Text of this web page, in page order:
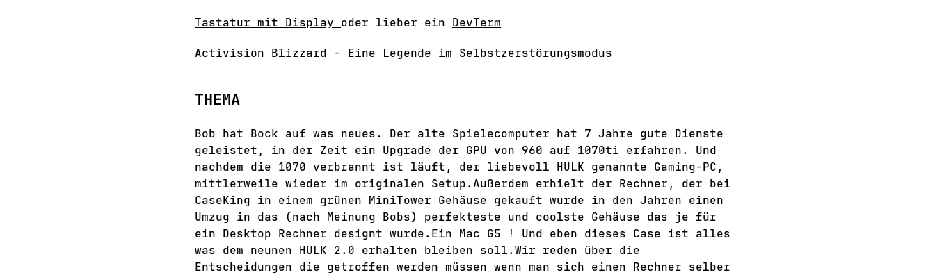
Tastatur mit Display oder lieber ein DevTerm
Activision Blizzard - Eine Legende im Selbstzerstörungsmodus
THEMA
Bob hat Bock auf was neues. Der alte Spielecomputer hat 7 Jahre gute Dienste
geleistet, in der Zeit ein Upgrade der GPU von 960 auf 1070ti erfahren. Und
nachdem die 1070 verbrannt ist läuft, der liebevoll HULK genannte Gaming-PC,
mittlerweile wieder im originalen Setup.Außerdem erhielt der Rechner, der bei
CaseKing in einem grünen MiniTower Gehäuse gekauft wurde in den Jahren einen
Umzug in das (nach Meinung Bobs) perfekteste und coolste Gehäuse das je für
ein Desktop Rechner designt wurde.Ein Mac G5 ! Und eben dieses Case ist alles
was dem neunen HULK 2.0 erhalten bleiben soll.Wir reden über die
Entscheidungen die getroffen werden müssen wenn man sich einen Rechner selber